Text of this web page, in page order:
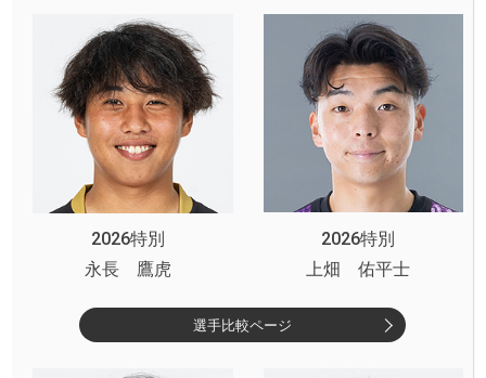
2026特別
2026特別
永長 鷹虎
上畑 佑平士
選手比較ページ